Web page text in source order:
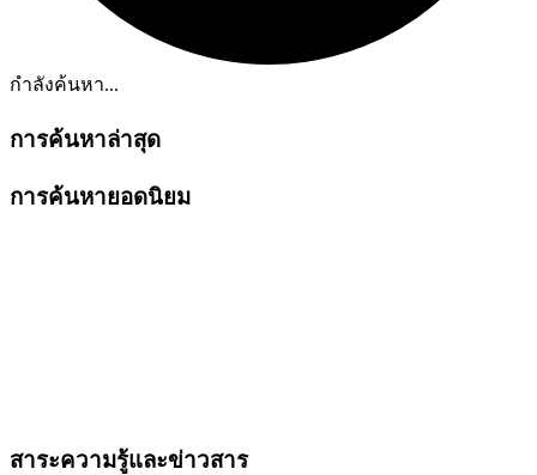
กำลังค้นหา...
การค้นหาล่าสุด
การค้นหายอดนิยม
สาระความรู้และข่าวสาร